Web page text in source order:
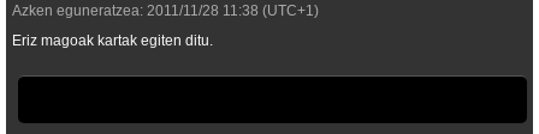
Azken eguneratzea: 2011/11/28 11:38 (UTC+1)
Eriz magoak kartak egiten ditu.